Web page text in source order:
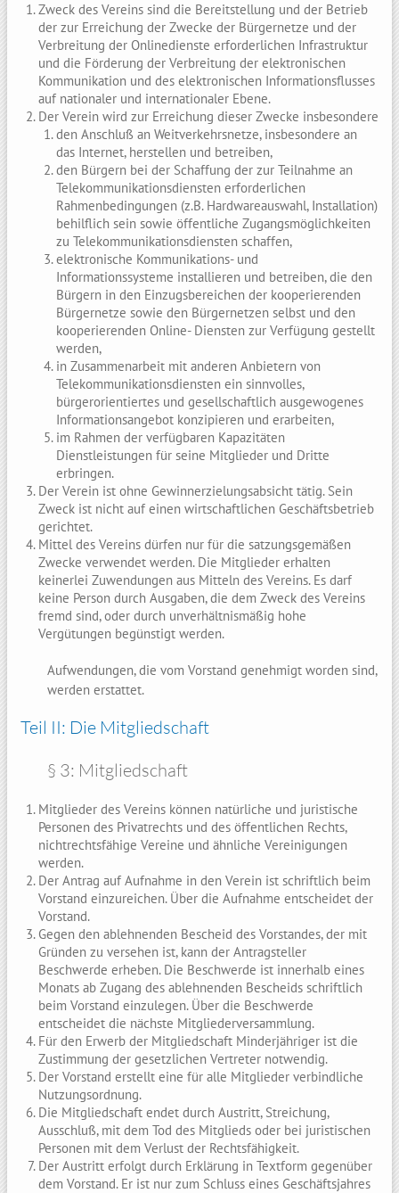
Zweck des Vereins sind die Bereitstellung und der Betrieb
der zur Erreichung der Zwecke der Bürgernetze und der
Verbreitung der Onlinedienste erforderlichen Infrastruktur
und die Förderung der Verbreitung der elektronischen
Kommunikation und des elektronischen Informationsflusses
auf nationaler und internationaler Ebene.
Der Verein wird zur Erreichung dieser Zwecke insbesondere
den Anschluß an Weitverkehrsnetze, insbesondere an
das Internet, herstellen und betreiben,
den Bürgern bei der Schaffung der zur Teilnahme an
Telekommunikationsdiensten erforderlichen
Rahmenbedingungen (z.B. Hardwareauswahl, Installation)
behilflich sein sowie öffentliche Zugangsmöglichkeiten
zu Telekommunikationsdiensten schaffen,
elektronische Kommunikations- und
Informationssysteme installieren und betreiben, die den
Bürgern in den Einzugsbereichen der kooperierenden
Bürgernetze sowie den Bürgernetzen selbst und den
kooperierenden Online- Diensten zur Verfügung gestellt
werden,
in Zusammenarbeit mit anderen Anbietern von
Telekommunikationsdiensten ein sinnvolles,
bürgerorientiertes und gesellschaftlich ausgewogenes
Informationsangebot konzipieren und erarbeiten,
im Rahmen der verfügbaren Kapazitäten
Dienstleistungen für seine Mitglieder und Dritte
erbringen.
Der Verein ist ohne Gewinnerzielungsabsicht tätig. Sein
Zweck ist nicht auf einen wirtschaftlichen Geschäftsbetrieb
gerichtet.
Mittel des Vereins dürfen nur für die satzungsgemäßen
Zwecke verwendet werden. Die Mitglieder erhalten
keinerlei Zuwendungen aus Mitteln des Vereins. Es darf
keine Person durch Ausgaben, die dem Zweck des Vereins
fremd sind, oder durch unverhältnismäßig hohe
Vergütungen begünstigt werden.
Aufwendungen, die vom Vorstand genehmigt worden sind,
werden erstattet.
Teil II: Die Mitgliedschaft
§ 3: Mitgliedschaft
Mitglieder des Vereins können natürliche und juristische
Personen des Privatrechts und des öffentlichen Rechts,
nichtrechtsfähige Vereine und ähnliche Vereinigungen
werden.
Der Antrag auf Aufnahme in den Verein ist schriftlich beim
Vorstand einzureichen. Über die Aufnahme entscheidet der
Vorstand.
Gegen den ablehnenden Bescheid des Vorstandes, der mit
Gründen zu versehen ist, kann der Antragsteller
Beschwerde erheben. Die Beschwerde ist innerhalb eines
Monats ab Zugang des ablehnenden Bescheids schriftlich
beim Vorstand einzulegen. Über die Beschwerde
entscheidet die nächste Mitgliederversammlung.
Für den Erwerb der Mitgliedschaft Minderjähriger ist die
Zustimmung der gesetzlichen Vertreter notwendig.
Der Vorstand erstellt eine für alle Mitglieder verbindliche
Nutzungsordnung.
Die Mitgliedschaft endet durch Austritt, Streichung,
Ausschluß, mit dem Tod des Mitglieds oder bei juristischen
Personen mit dem Verlust der Rechtsfähigkeit.
Der Austritt erfolgt durch Erklärung in Textform gegenüber
dem Vorstand. Er ist nur zum Schluss eines Geschäftsjahres